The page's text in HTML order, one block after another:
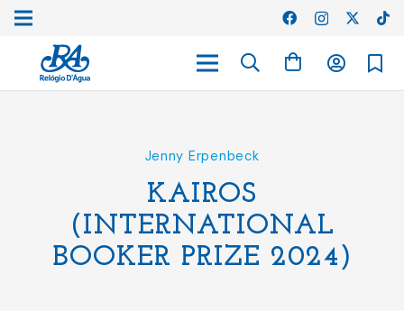
Jenny Erpenbeck
KAIROS
(INTERNATIONAL
BOOKER PRIZE 2024)